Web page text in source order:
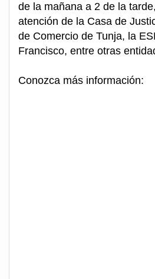
de la mañana a 2 de la
atención de la Casa de
de Comercio de Tunja, la
Francisco, entre otras
Conozca más información: